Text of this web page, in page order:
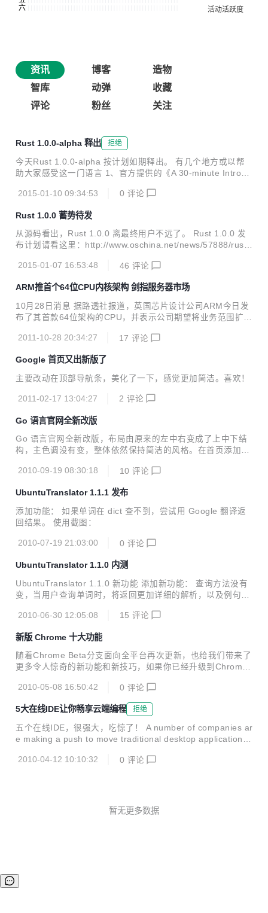
资讯 博客
造物
智库
动弹
收藏
评论
粉丝 关注
Rust 1.0.0-alpha 释出 拒绝
今天Rust 1.0.0-alpha 按计划如期释出。 有几个地方或以帮
助大家感受这一门语言 1、官方提供的《A 30-minute Introdu
2、官方出版的电子书 《The Rust Programming Languag
书，相比之前为新手准备的Guide，该书更有层次，更全面，
还有很多编程实践在里面，可以更好地帮助新手系统的了解语
言的全貌。【推荐】 2、由Steve Klabnik维护的《Rust by Ex
ample》。它为Rust的每功能点提供一个示例程序...
2015-01-10 09:34:53 0 评论
Rust 1.0.0 蓄势待发
从源码看出，Rust 1.0.0 离最终用户不远了。 Rust 1.0.0 发
布计划请看这里：http://www.oschina.net/news/57888/rust-
布，当 Rust 达到 Alpha 版本，那么就意味着 Rust 语言方面
会有警告。 发行说明和参考资料请看：http://my.oschina.ne
t/zengsai/blog/364775 Rust 是 Mozilla 的一个新的编程语
言，由web语言的领军人物Bren...
2015-01-07 16:53:48 46 评论
ARM推首个64位CPU内核架构 剑指服务器市场
10月28日消息 据路透社报道，英国芯片设计公司ARM今日发
布了其首款64位架构的CPU，并表示公司期望将业务范围扩大
M推出的新64位架构的CPU内核为ARMv8，同时兼容32位和6
赢得了市场，从此我们能够提供具备64位处理能力的节能解决
方案了。 Nvidia高级副总裁Dan Vivoli表示，“Nvidia公司在节
8架构，我们相信这会是契机，一次突破。今后我们的产品将
2011-10-28 20:34:27 17 评论
Google 首页又出新版了
主要改动在顶部导航条，美化了一下，感觉更加简洁。喜欢！
2011-02-17 13:04:27 2 评论
Go 语言官网全新改版
Go 语言官网全新改版，布局由原来的左中右变成了上中下结
构，主色调没有变，整体依然保持简洁的风格。在首页添加了
源码，但该模块不支持本地文件系统和网络 API，所以只有一
限制。具体原理请参考： [How does it work?]
2010-09-19 08:30:18 10 评论
UbuntuTranslator 1.1.1 发布
添加功能： 如果单词在 dict 查不到，尝试用 Google 翻译返
回结果。 使用截图：
2010-07-19 21:03:00 0 评论
UbuntuTranslator 1.1.0 内测
UbuntuTranslator 1.1.0 新功能 添加新功能： 查询方法没有
变，当用户查询单词时，将返回更加详细的解析，以及例句。
2010-06-30 12:05:08
15 评论
新版 Chrome 十大功能
随着Chrome Beta分支面向全平台再次更新，也给我们带来了
更多令人惊奇的新功能和新技巧，如果你已经升级到Chrome
个操作，也许会让你发现新的东西： 1、Chrome会记住每个
网站的缩放设置 比如打开一个网页，使用Ctrl+ 或者Ctrl-对页
面进行缩放操作，关闭该标签然后再打开，你会发现Chrome
会自动记住你关闭前的缩放设置； 2、删除指定的历史记录 大
家知道历史记录会记录你浏览过的网站，不过很多时候可能我
们都需要删除曾经浏览过的不和谐网站，或者成人网站，而新
版的Chrome Beta就可以允许你删除指定的历史记录...
2010-05-08 16:50:42 0 评论
5大在线IDE让你畅享云端编程 拒绝
五个在线IDE，很强大，吃惊了！ A number of companies ar
e making a push to move traditional desktop applications i
s and presentations all from the web browser with ease. P
2010-04-12 10:10:32 0 评论
暂无更多数据